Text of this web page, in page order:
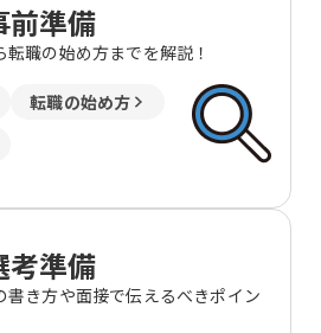
前準備
職の始め方までを解説！
転職の始め方
考準備
書き方や面接で伝えるべきポイン